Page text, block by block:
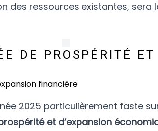
des ressources existantes, sera
DE PROSPÉRITÉ ET
2025 particulièrement faste
et d’expansion